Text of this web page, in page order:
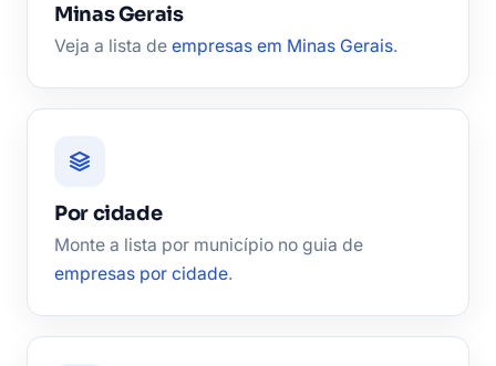
Minas Gerais
Veja a lista de empresas em Minas Gerais.
Por cidade
Monte a lista por município no guia de
empresas por cidade.